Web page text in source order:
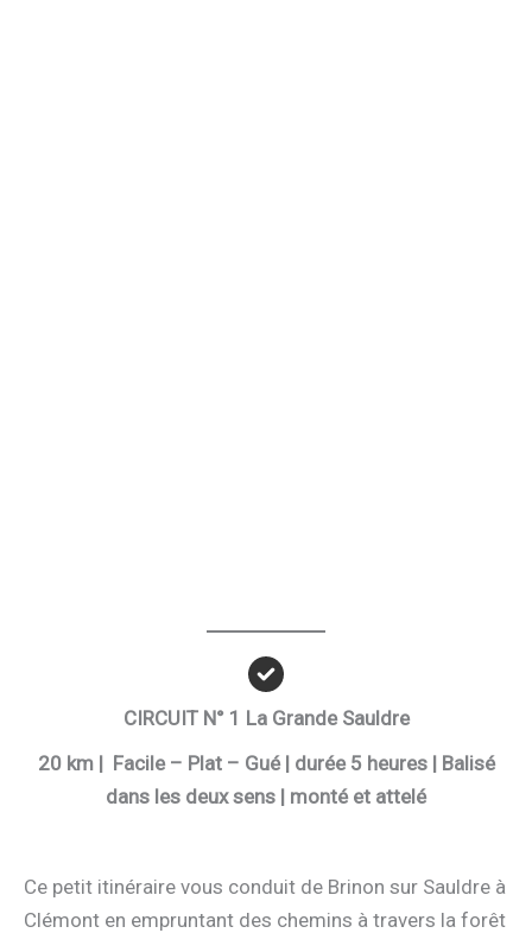
CIRCUIT N° 1 La Grande Sauldre
20 km | Facile – Plat – Gué | durée 5 heures | Balisé
dans les deux sens | monté et attelé
Ce petit itinéraire vous conduit de Brinon sur Sauldre à
Clémont en empruntant des chemins à travers la forêt